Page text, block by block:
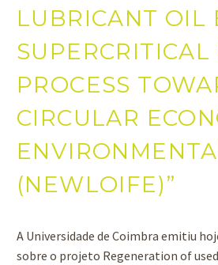
LUBRICANT OIL
SUPERCRITICAL
PROCESS
CIRCULAR
(NEWLOIFE)”
A Universidade de Coimbra emitiu
sobre o projeto Regeneration of